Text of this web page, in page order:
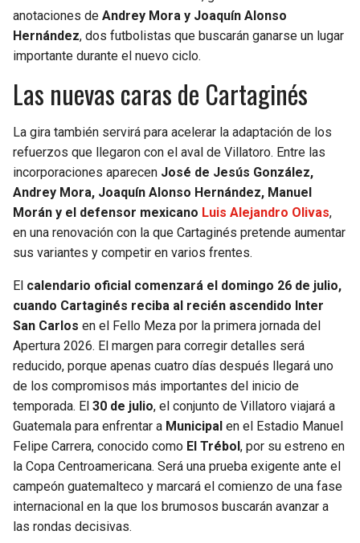
anotaciones de Andrey Mora y Joaquín Alonso
Hernández, dos futbolistas que buscarán ganarse un lugar
importante durante el nuevo ciclo.
Las nuevas caras de Cartaginés
La gira también servirá para acelerar la adaptación de los
refuerzos que llegaron con el aval de Villatoro. Entre las
incorporaciones aparecen José de Jesús González,
Andrey Mora, Joaquín Alonso Hernández, Manuel
Morán y el defensor mexicano Luis Alejandro Olivas,
en una renovación con la que Cartaginés pretende aumentar
sus variantes y competir en varios frentes.
El calendario oficial comenzará el domingo 26 de julio,
cuando Cartaginés reciba al recién ascendido Inter
San Carlos en el Fello Meza por la primera jornada del
Apertura 2026. El margen para corregir detalles será
reducido, porque apenas cuatro días después llegará uno
de los compromisos más importantes del inicio de
temporada. El 30 de julio, el conjunto de Villatoro viajará a
Guatemala para enfrentar a Municipal en el Estadio Manuel
Felipe Carrera, conocido como El Trébol , por su estreno en
la Copa Centroamericana. Será una prueba exigente ante el
campeón guatemalteco y marcará el comienzo de una fase
internacional en la que los brumosos buscarán avanzar a
las rondas decisivas.